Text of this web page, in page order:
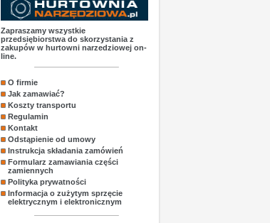
Zapraszamy wszystkie
przedsiębiorstwa do skorzystania z
zakupów w hurtowni narzedziowej on-
line.
O firmie
Jak zamawiać?
Koszty transportu
Regulamin
Kontakt
Odstąpienie od umowy
Instrukcja składania zamówień
Formularz zamawiania części
zamiennych
Polityka prywatności
Informacja o zużytym sprzęcie
elektrycznym i elektronicznym